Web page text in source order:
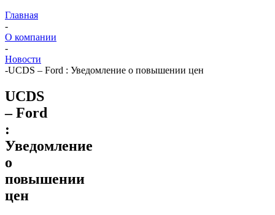
Главная
-
О компании
-
Новости
-UCDS – Ford : Уведомление о повышении цен
UCDS
– Ford
:
Уведомление
о
повышении
цен